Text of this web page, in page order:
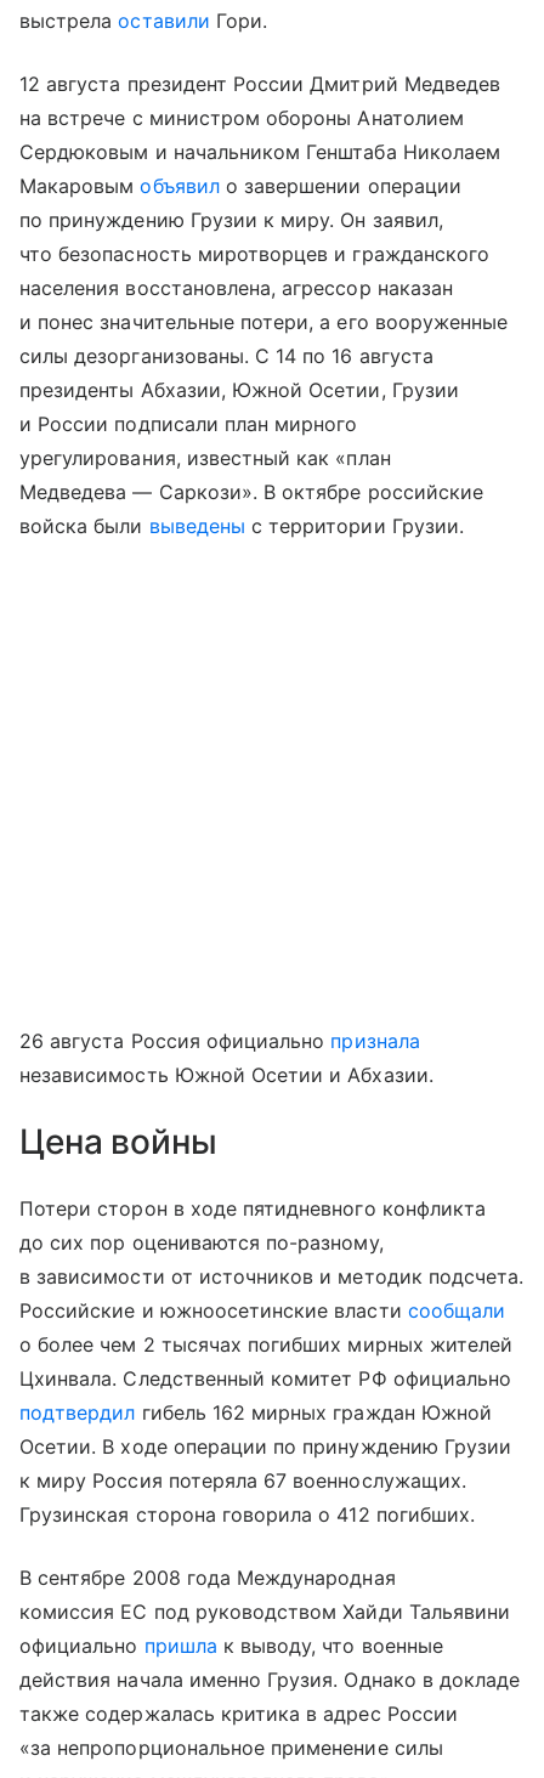
выстрелаоставили Гори.
12 августа президент России Дмитрий Медведев
на встрече с министром обороны Анатолием
Сердюковым и начальником Генштаба Николаем
Макаровымобъявило завершении операции
по принуждению Грузии к миру. Он заявил,
что безопасность миротворцев и гражданского
населения восстановлена, агрессор наказан
и понес значительные потери, а его вооруженные
силы дезорганизованы. С 14 по 16 августа
президенты Абхазии, Южной Осетии, Грузии
и России подписали план мирного
урегулирования, известный как «план
Медведева — Саркози». В октябре российские
войска были выведены с территории Грузии.
26 августа Россия официально признала
независимость Южной Осетии и Абхазии.
Цена войны
Потери сторон в ходе пятидневного конфликта
до сих пор оцениваются по-разному,
в зависимости от источников и методик подсчета.
Российские и южноосетинские власти сообщали
о более чем 2 тысячах погибших мирных жителей
Цхинвала. Следственный комитет РФ официально
подтвердил гибель 162 мирных граждан Южной
Осетии. В ходе операции по принуждению Грузии
к миру Россия потеряла 67 военнослужащих.
Грузинская сторона говорила о 412 погибших.
В сентябре 2008 года Международная
комиссия ЕС под руководством Хайди Тальявини
официально пришла к выводу, что военные
действия начала именно Грузия. Однако в докладе
также содержалась критика в адрес России
«за непропорциональное применение силы